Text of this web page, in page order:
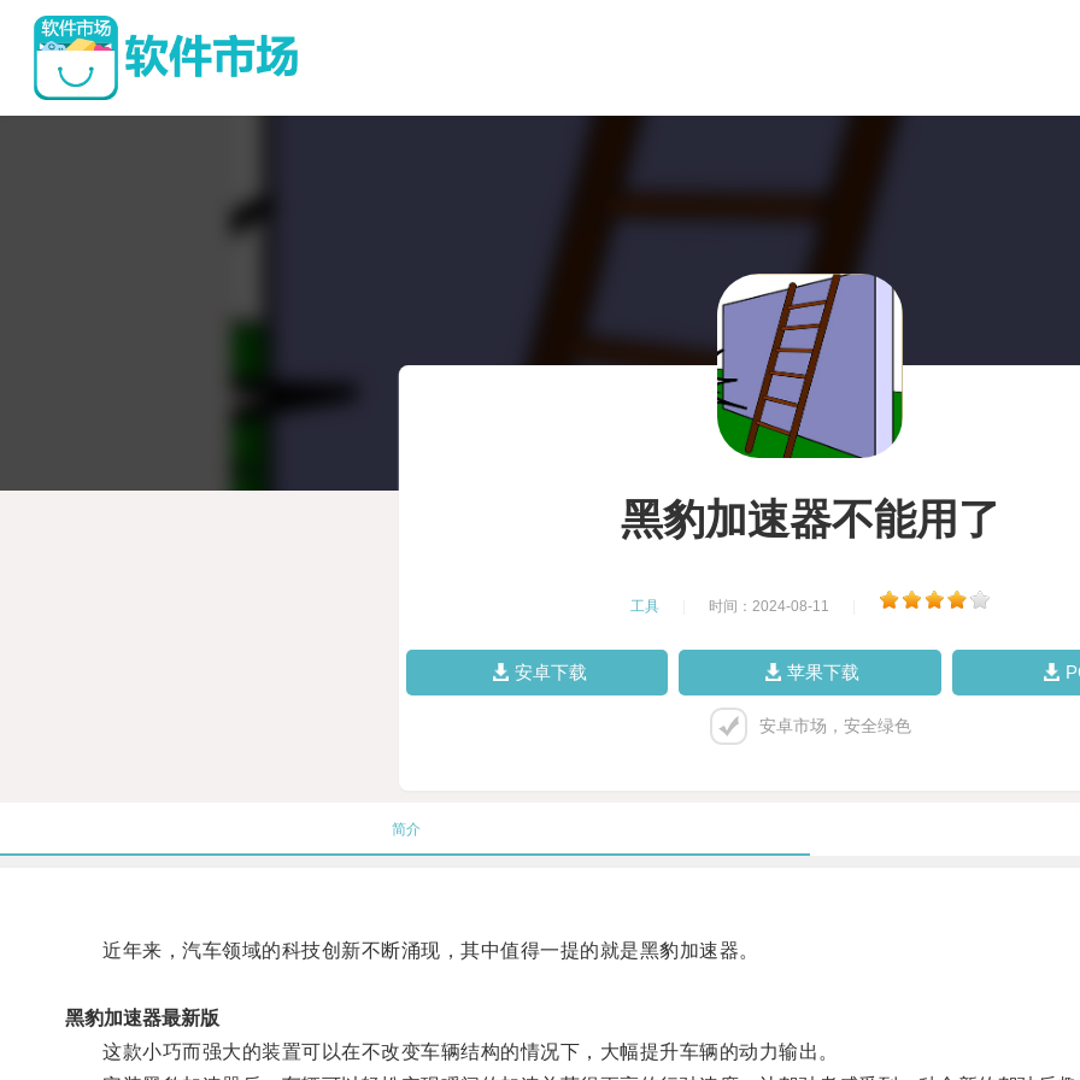
黑豹加速器不能用了
工具 时间：2024-08-11
安卓下载 苹果下载
安卓市场，安全绿色
简介
近年来，汽车领域的科技创新不断涌现，其中值得一提的就是黑豹加速器。
黑豹加速器最新版
这款小巧而强大的装置可以在不改变车辆结构的情况下，大幅提升车辆的动力输出。